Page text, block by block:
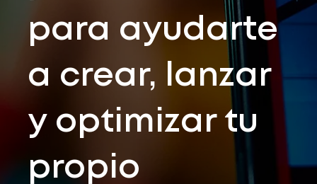
para ayudarte
a crear, lanzar
y optimizar tu
propio